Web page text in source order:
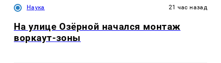
Наука 21 час назад
На улице Озëрной начался монтаж
воркаут-зоны